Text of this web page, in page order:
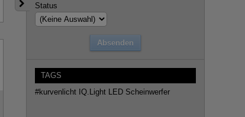
Status
TAGS
#kurvenlicht IQ.Light LED Scheinwerfer